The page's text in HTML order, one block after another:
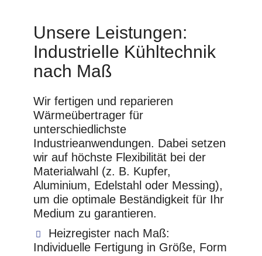
Unsere Leistungen:
Industrielle Kühltechnik
nach Maß
Wir fertigen und reparieren
Wärmeübertrager für
unterschiedlichste
Industrieanwendungen. Dabei setzen
wir auf höchste Flexibilität bei der
Materialwahl (z. B. Kupfer,
Aluminium, Edelstahl oder Messing),
um die optimale Beständigkeit für Ihr
Medium zu garantieren.
Heizregister nach Maß:
Individuelle Fertigung in Größe, Form